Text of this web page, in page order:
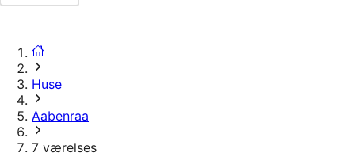
Huse
Aabenraa
7 værelses